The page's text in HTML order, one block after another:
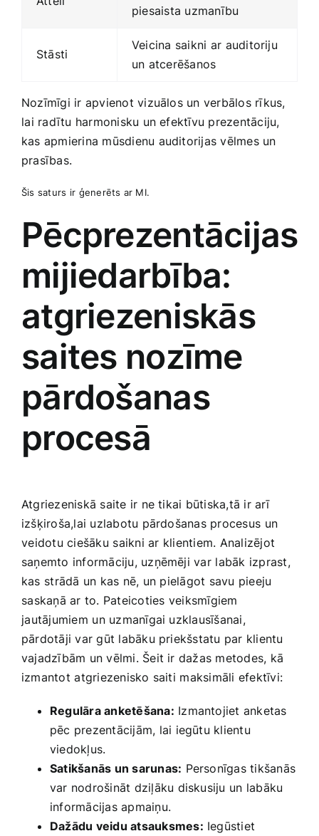
piesaista uzmanību
Stāsti
Veicina saikni ar ⁣auditoriju⁢
un atcerēšanos
Nozīmīgi ir‌ apvienot vizuālos‍ un verbālos rīkus,
⁣lai radītu harmonisku un efektīvu prezentāciju,
kas apmierina mūsdienu auditorijas vēlmes ​un
prasības.
Šis saturs ir⁢ ģenerēts ar MI.
Pēcprezentācijas
mijiedarbība:
atgriezeniskās
saites nozīme
pārdošanas
procesā
Atgriezeniskā saite ‍ir‍ ne tikai‍ būtiska,tā‍ ir arī
izšķiroša,lai uzlabotu‌ pārdošanas procesus ⁢un
⁤veidotu ciešāku ⁣saikni ar ⁢klientiem. Analizējot ​
saņemto informāciju, ‌uzņēmēji ​var⁢ labāk izprast,
kas⁤ strādā un ​kas nē, un⁣ pielāgot savu pieeju
⁢saskaņā ar to. Pateicoties ⁢veiksmīgiem
⁤jautājumiem ⁢un uzmanīgai uzklausīšanai,
pārdotāji var gūt labāku priekšstatu par klientu
vajadzībām un vēlmi. Šeit ir dažas metodes, kā
izmantot ⁣atgriezenisko saiti⁤ maksimāli efektīvi:
Regulāra anketēšana: Izmantojiet anketas
pēc prezentācijām, lai iegūtu klientu
‍viedokļus.
Satikšanās un sarunas: Personīgas tikšanās
var nodrošināt dziļāku diskusiju un⁣ labāku
informācijas apmaiņu.
Dažādu veidu ‍atsauksmes: ‌Iegūstiet